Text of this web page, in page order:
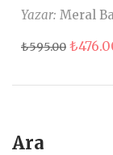
Ara
Yazar: Meral
₺595.00 ₺